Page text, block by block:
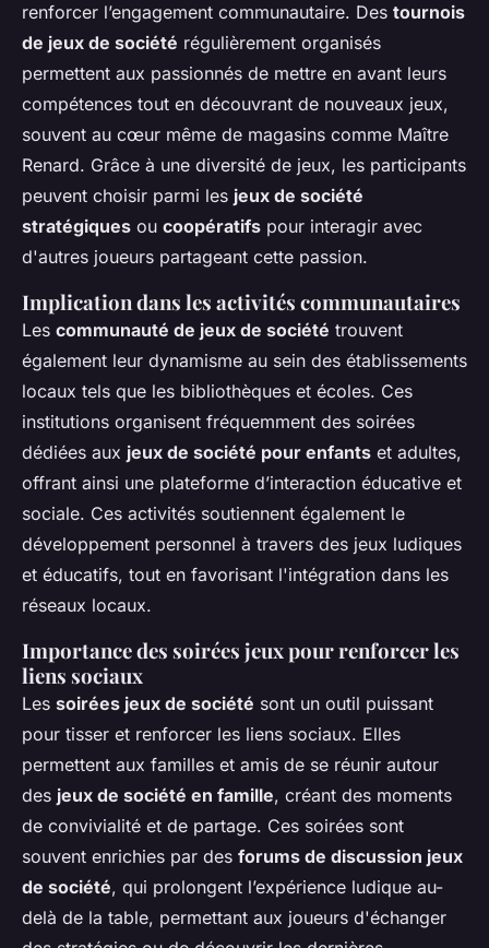
renforcer l’engagement communautaire. Des tournois
de jeux de société régulièrement organisés
permettent aux passionnés de mettre en avant leurs
compétences tout en découvrant de nouveaux jeux,
souvent au cœur même de magasins comme Maître
Renard. Grâce à une diversité de jeux, les participants
peuvent choisir parmi les jeux de société
stratégiques ou coopératifs pour interagir avec
d'autres joueurs partageant cette passion.
Implication dans les activités communautaires
Les communauté de jeux de société trouvent
également leur dynamisme au sein des établissements
locaux tels que les bibliothèques et écoles. Ces
institutions organisent fréquemment des soirées
dédiées aux jeux de société pour enfants et adultes,
offrant ainsi une plateforme d’interaction éducative et
sociale. Ces activités soutiennent également le
développement personnel à travers des jeux ludiques
et éducatifs, tout en favorisant l'intégration dans les
réseaux locaux.
Importance des soirées jeux pour renforcer les
liens sociaux
Les soirées jeux de société sont un outil puissant
pour tisser et renforcer les liens sociaux. Elles
permettent aux familles et amis de se réunir autour
des jeux de société en famille, créant des moments
de convivialité et de partage. Ces soirées sont
souvent enrichies par des forums de discussion jeux
de société, qui prolongent l’expérience ludique au-
delà de la table, permettant aux joueurs d'échanger